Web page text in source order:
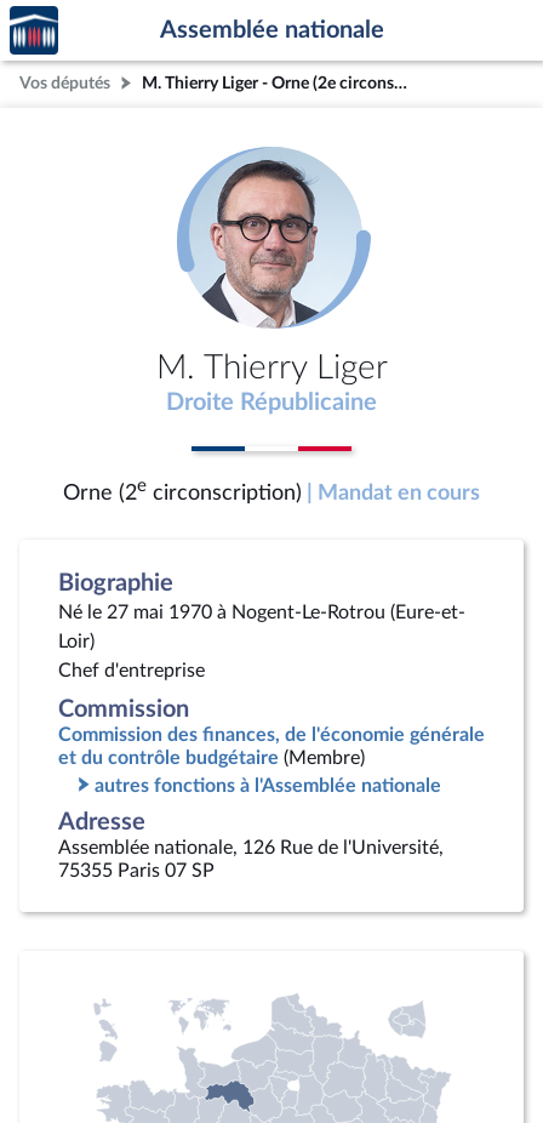
Aller au contenu
Aller en bas de la page
Accèder
à la
page
d'accueil
Assemblée nationale
Vos députés M. Thierry Liger - Orne (2e circonscription)
M. Thierry Liger
Droite Républicaine
Orne (2e circonscription) | Mandat en cours
Biographie
Né le 27 mai 1970 à Nogent-Le-Rotrou (Eure-et-
Loir)
Chef d'entreprise
Commission
Commission des finances, de l'économie générale
et du contrôle budgétaire (Membre)
autres fonctions à l'Assemblée nationale
Adresse
Assemblée nationale, 126 Rue de l'Université,
75355 Paris 07 SP